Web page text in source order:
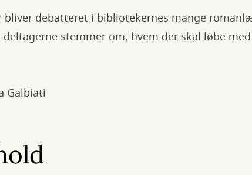
bliver debatteret i bibliotekernes mange
stemmer om, hvem der skal løbe
Galbiati